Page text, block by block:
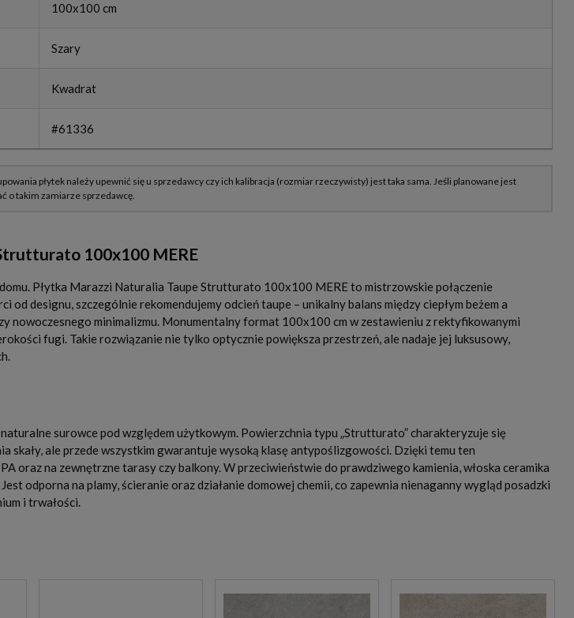
100x100 cm
Szary
Kwadrat
#61336
100x100 MERE
Płytka Marazzi Naturalia Taupe Strutturato 100x100 MERE to mistrzowskie połączenie
designu, szczególnie rekomendujemy odcień taupe – unikalny balans między ciepłym beżem a
nowoczesnego minimalizmu. Monumentalny format 100x100 cm w zestawieniu z rektyfikowanymi
fugi. Takie rozwiązanie nie tylko optycznie powiększa przestrzeń, ale nadaje jej luksusowy,
surowce pod względem użytkowym. Powierzchnia typu „Strutturato” charakteryzuje się
ale przede wszystkim gwarantuje wysoką klasę antypoślizgowości. Dzięki temu ten
oraz na zewnętrzne tarasy czy balkony. W przeciwieństwie do prawdziwego kamienia, włoska ceramika
odporna na plamy, ścieranie oraz działanie domowej chemii, co zapewnia nienaganny wygląd posadzki
i trwałości.